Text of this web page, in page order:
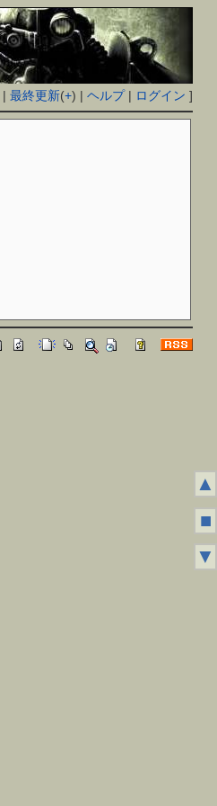
|最終更新(+) |ヘルプ| ログイン ]
▲
■
▼